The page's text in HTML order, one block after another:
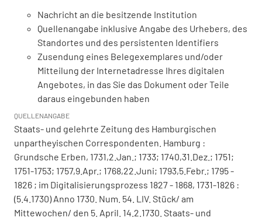
Nachricht an die besitzende Institution
Quellenangabe inklusive Angabe des Urhebers, des
Standortes und des persistenten Identifiers
Zusendung eines Belegexemplares und/oder
Mitteilung der Internetadresse Ihres digitalen
Angebotes, in das Sie das Dokument oder Teile
daraus eingebunden haben
QUELLENANGABE
Staats- und gelehrte Zeitung des Hamburgischen
unpartheyischen Correspondenten. Hamburg :
Grundsche Erben, 1731,2.Jan.; 1733; 1740,31.Dez.; 1751;
1751-1753; 1757,9.Apr.; 1768,22.Juni; 1793,5.Febr.; 1795 -
1826 ; im Digitalisierungsprozess 1827 - 1868, 1731-1826 :
(5.4.1730) Anno 1730. Num. 54. LIV. Stück/ am
Mittewochen/ den 5. April. 14.2.1730. Staats- und